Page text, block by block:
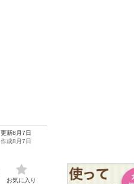
更新8月7日
作成8月7日
お気に入り